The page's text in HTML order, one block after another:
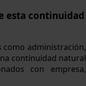
esta continuidad
como administración,
continuidad natural
con empresa,